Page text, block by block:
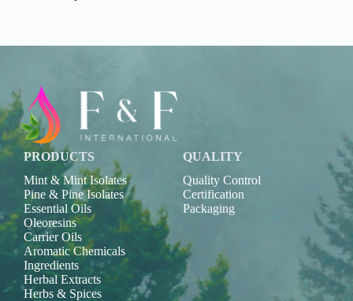
PRODUCTS
Mint & Mint Isolates
Pine & Pine Isolates
Essential Oils
Oleoresins
Carrier Oils
Aromatic Chemicals
Ingredients
Herbal Extracts
Herbs & Spices
QUALITY
Quality Control
Certification
Packaging